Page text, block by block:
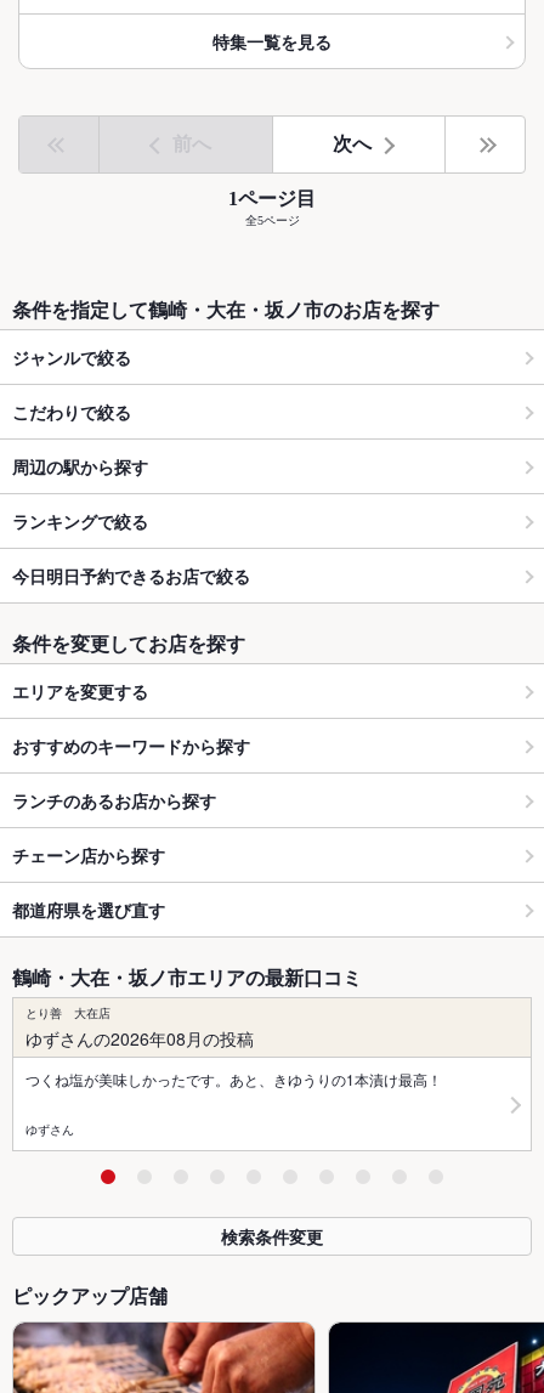
特集一覧を見る
前へ 次へ
1ページ目
全5ページ
条件を指定して鶴崎・大在・坂ノ市のお店を探す
ジャンルで絞る
こだわりで絞る
周辺の駅から探す
ランキングで絞る
今日明日予約できるお店で絞る
条件を変更してお店を探す
エリアを変更する
おすすめのキーワードから探す
ランチのあるお店から探す
チェーン店から探す
都道府県を選び直す
鶴崎・大在・坂ノ市エリアの最新口コミ
とり善 大在店
ゆずさんの2026年08月の投稿
つくね塩が美味しかったです。あと、きゆうりの1本漬け最高！
ゆずさん
検索条件変更
ピックアップ店舗